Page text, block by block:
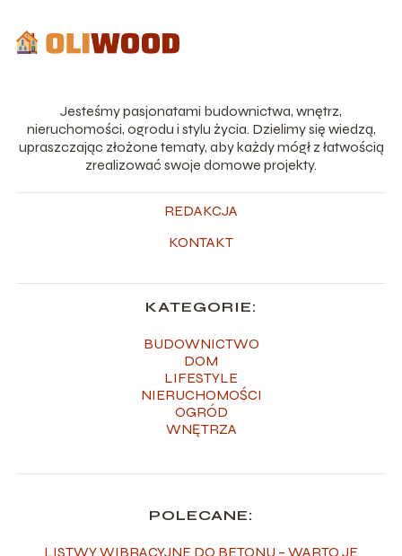
Jesteśmy pasjonatami budownictwa, wnętrz,
nieruchomości, ogrodu i stylu życia. Dzielimy się wiedzą,
upraszczając złożone tematy, aby każdy mógł z łatwością
zrealizować swoje domowe projekty.
REDAKCJA
KONTAKT
KATEGORIE:
BUDOWNICTWO
DOM
LIFESTYLE
NIERUCHOMOŚCI
OGRÓD
WNĘTRZA
POLECANE:
LISTWY WIBRACYJNE DO BETONU – WARTO JE